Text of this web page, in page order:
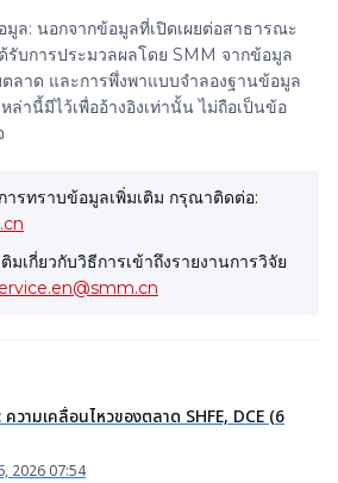
ล: นอกจากข้อมูลที่เปิดเผยต่อสาธารณะ
บการประมวลผลโดย SMM จากข้อมูล
ลาด และการพึ่งพาแบบจำลองฐานข้อมูล
านี้มีไว้เพื่ออ้างอิงเท่านั้น ไม่ถือเป็นข้อ
ารทราบข้อมูลเพิ่มเติม กรุณาติดต่อ:
มเกี่ยวกับวิธีการเข้าถึงรายงานการวิจัย
วามเคลื่อนไหวของตลาด SHFE, DCE (6
2026 07:54